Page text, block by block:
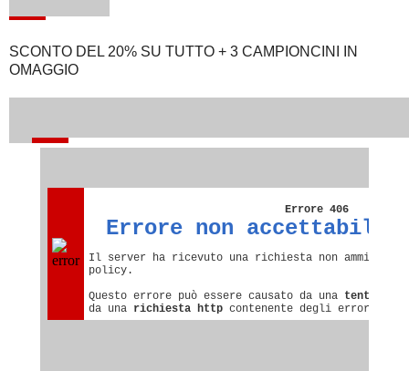
SCONTO DEL 20% SU TUTTO + 3 CAMPIONCINI IN
OMAGGIO